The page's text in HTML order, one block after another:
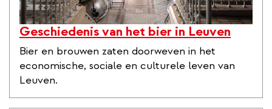
Geschiedenis van het bier in Leuven
Bier en brouwen zaten doorweven in het
economische, sociale en culturele leven van
Leuven.